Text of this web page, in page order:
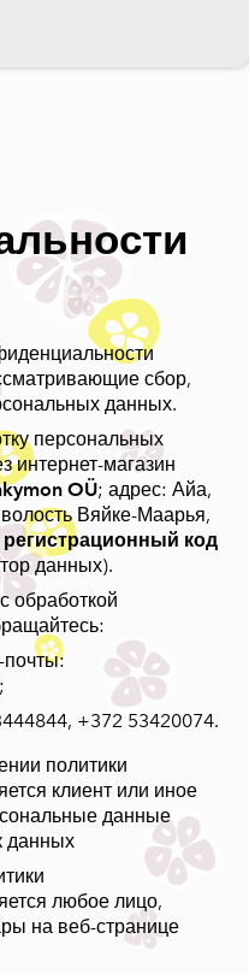
сбор,
данных.
персональных
интернет-магазин
OÜ; адрес: Айа,
Вяйке-Маарья,
регистрационный код
данных).
обработкой
почты:
;
+372 53420074.
политики
клиент или иное
данные
данных
любое лицо,
на веб-странице